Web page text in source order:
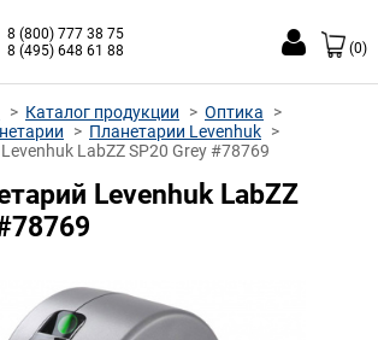
8 (800) 777 38 75
8 (495) 648 61 88
(0)
Каталог продукции
Оптика
Планетарии Levenhuk
LabZZ SP20 Grey #78769
Levenhuk LabZZ